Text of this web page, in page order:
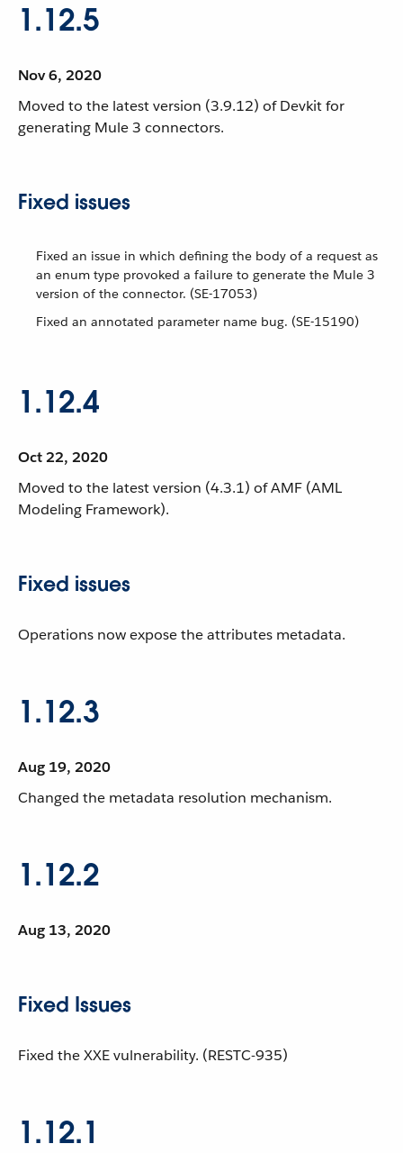
1.12.5
Nov 6, 2020
Moved to the latest version (3.9.12) of Devkit for
generating Mule 3 connectors.
Fixed issues
Fixed an issue in which defining the body of a request as
an enum type provoked a failure to generate the Mule 3
version of the connector. (SE-17053)
Fixed an annotated parameter name bug. (SE-15190)
1.12.4
Oct 22, 2020
Moved to the latest version (4.3.1) of AMF (AML
Modeling Framework).
Fixed issues
Operations now expose the attributes metadata.
1.12.3
Aug 19, 2020
Changed the metadata resolution mechanism.
1.12.2
Aug 13, 2020
Fixed Issues
Fixed the XXE vulnerability. (RESTC-935)
1.12.1